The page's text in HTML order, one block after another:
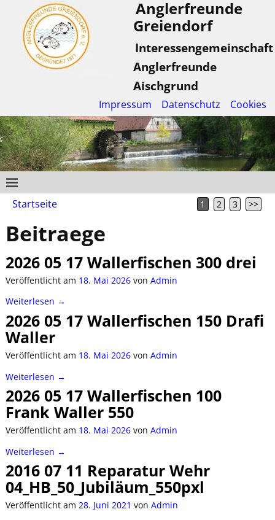
Anglerfreunde
Greiendorf
Interessengemeinschaft
Anglerfreunde
Aischgrund
Impressum Datenschutz Cookies
Startseite 1 2 3 >>
Beitraege
2026 05 17 Wallerfischen 300 drei
Veröffentlicht am 18. Mai 2026 von Admin
Weiterlesen →
2026 05 17 Wallerfischen 150 Drafi
Waller
Veröffentlicht am 18. Mai 2026 von Admin
Weiterlesen →
2026 05 17 Wallerfischen 100
Frank Waller 550
Veröffentlicht am 18. Mai 2026 von Admin
Weiterlesen →
2016 07 11 Reparatur Wehr
04_HB_50_Jubiläum_550pxl
Veröffentlicht am 28. Juni 2021 von Admin